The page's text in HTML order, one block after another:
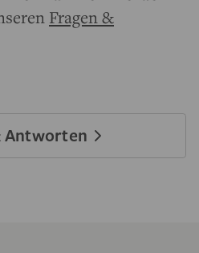
Fragen &
Antworten